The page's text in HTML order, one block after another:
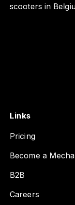
scooters in
Links
Pricing
Become a
B2B
Careers